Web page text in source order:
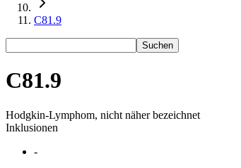
C81.9
Suchen
C81.9
Hodgkin-Lymphom, nicht näher bezeichnet
Inklusionen
-